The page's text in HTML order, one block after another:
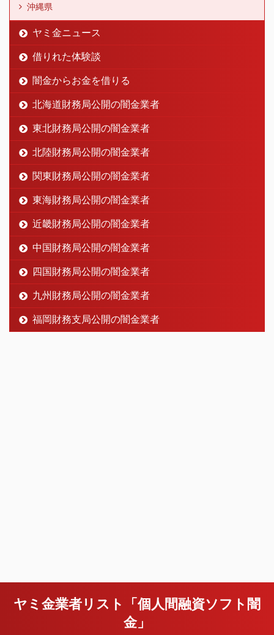
沖縄県
ヤミ金ニュース
借りれた体験談
闇金からお金を借りる
北海道財務局公開の闇金業者
東北財務局公開の闇金業者
北陸財務局公開の闇金業者
関東財務局公開の闇金業者
東海財務局公開の闇金業者
近畿財務局公開の闇金業者
中国財務局公開の闇金業者
四国財務局公開の闇金業者
九州財務局公開の闇金業者
福岡財務支局公開の闇金業者
ヤミ金業者リスト「個人間融資ソフト闇
金」